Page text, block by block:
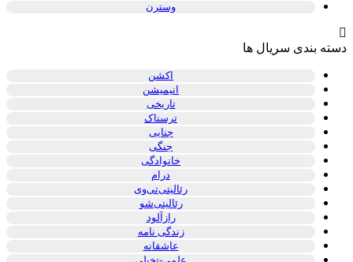
وسترن
دسته بندی سریال ها
اکشن
انیمیشن
تاریخی
ترسناک
جنایی
جنگی
خانوادگی
درام
رئالیتی‌تی‌وی
رئالیتی‌شو
رازآلود
زندگی نامه
عاشقانه